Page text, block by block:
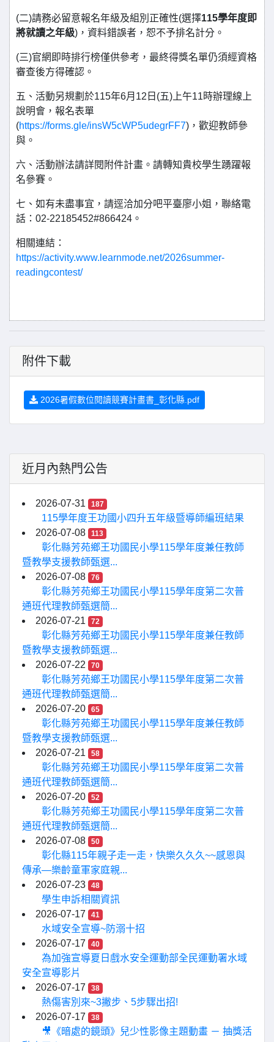
(二)請務必留意報名年級及組別正確性(選擇115學年度即
將就讀之年級)，資料錯誤者，恕不予排名計分。
(三)官網即時排行榜僅供參考，最終得獎名單仍須經資格
審查後方得確認。
五、活動另規劃於115年6月12日(五)上午11時辦理線上
說明會，報名表單
(https://forms.gle/insW5cWP5udegrFF7)，歡迎教師參
與。
六、活動辦法請詳閱附件計畫。請轉知貴校學生踴躍報
名參賽。
七、如有未盡事宜，請逕洽加分吧平臺廖小姐，聯絡電
話：02-22185452#866424。
相關連結：
https://activity.www.learnmode.net/2026summer-
readingcontest/
附件下載
2026暑假數位閱讀競賽計畫書_彰化縣.pdf
近月內熱門公告
2026-07-31 187
115學年度王功國小四升五年級暨導師編班結果
2026-07-08
113
彰化縣芳苑鄉王功國民小學115學年度兼任教師
暨教學支援教師甄選...
2026-07-08
76
彰化縣芳苑鄉王功國民小學115學年度第二次普
通班代理教師甄選簡...
2026-07-21
72
彰化縣芳苑鄉王功國民小學115學年度兼任教師
暨教學支援教師甄選...
2026-07-22
70
彰化縣芳苑鄉王功國民小學115學年度第二次普
通班代理教師甄選簡...
2026-07-20
65
彰化縣芳苑鄉王功國民小學115學年度兼任教師
暨教學支援教師甄選...
2026-07-21
58
彰化縣芳苑鄉王功國民小學115學年度第二次普
通班代理教師甄選簡...
2026-07-20
52
彰化縣芳苑鄉王功國民小學115學年度第二次普
通班代理教師甄選簡...
2026-07-08
50
彰化縣115年親子走一走，快樂久久久~~感恩與
傳承—樂齡童軍家庭親...
2026-07-23
48
學生申訴相關資訊
2026-07-17
41
水域安全宣導~防溺十招
2026-07-17
40
為加強宣導夏日戲水安全運動部全民運動署水域
安全宣導影片
2026-07-17
38
熱傷害別來~3撇步、5步驟出招!
2026-07-17
38
🎥《暗處的鏡頭》兒少性影像主題動畫 － 抽獎活